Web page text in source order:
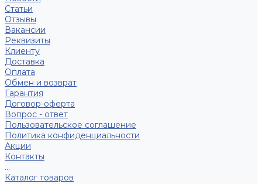
Статьи
Отзывы
Вакансии
Реквизиты
Клиенту
Доставка
Оплата
Обмен и возврат
Гарантия
Договор-оферта
Вопрос - ответ
Пользовательское соглашение
Политика конфиденциальности
Акции
Контакты
...
Каталог товаров